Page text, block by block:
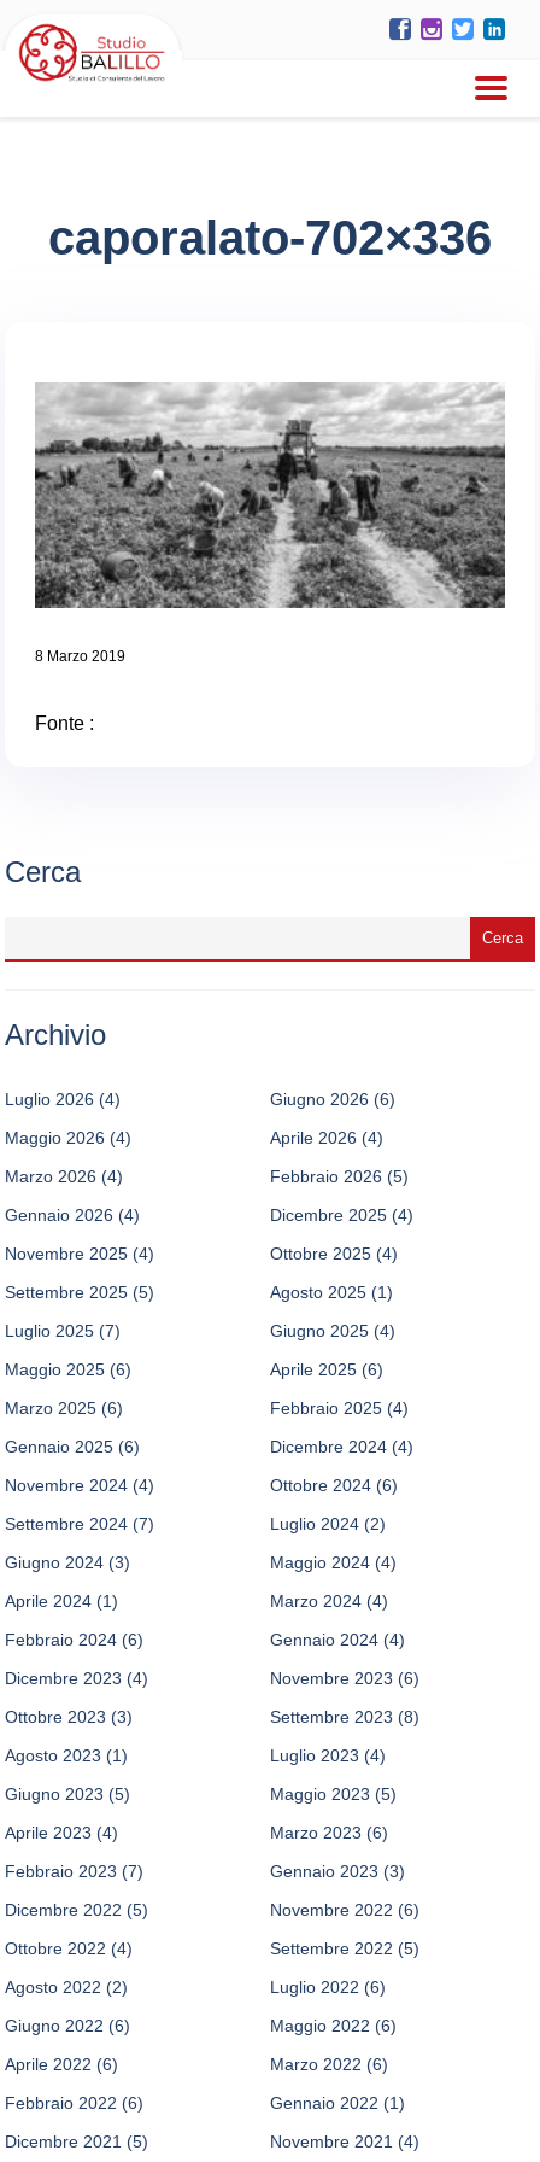
caporalato-702×336
8 Marzo 2019
Fonte :
Cerca
Archivio
Luglio 2026 (4) Giugno 2026 (6)
Maggio 2026 (4) Aprile 2026 (4)
Marzo 2026 (4) Febbraio 2026 (5)
Gennaio 2026 (4) Dicembre 2025 (4)
Novembre 2025 (4) Ottobre 2025 (4)
Settembre 2025 (5) Agosto 2025 (1)
Luglio 2025 (7) Giugno 2025 (4)
Maggio 2025 (6) Aprile 2025 (6)
Marzo 2025 (6) Febbraio 2025 (4)
Gennaio 2025 (6) Dicembre 2024 (4)
Novembre 2024 (4) Ottobre 2024 (6)
Settembre 2024 (7) Luglio 2024 (2)
Giugno 2024 (3) Maggio 2024 (4)
Aprile 2024 (1) Marzo 2024 (4)
Febbraio 2024 (6) Gennaio 2024 (4)
Dicembre 2023 (4) Novembre 2023 (6)
Ottobre 2023 (3) Settembre 2023 (8)
Agosto 2023 (1) Luglio 2023 (4)
Giugno 2023 (5) Maggio 2023 (5)
Aprile 2023 (4) Marzo 2023 (6)
Febbraio 2023 (7) Gennaio 2023 (3)
Dicembre 2022 (5) Novembre 2022 (6)
Ottobre 2022 (4) Settembre 2022 (5)
Agosto 2022 (2) Luglio 2022 (6)
Giugno 2022 (6) Maggio 2022 (6)
Aprile 2022 (6) Marzo 2022 (6)
Febbraio 2022 (6) Gennaio 2022 (1)
Dicembre 2021 (5) Novembre 2021 (4)